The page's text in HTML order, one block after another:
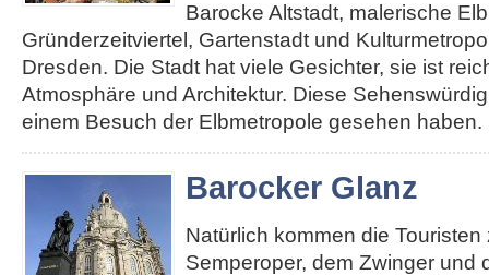
Barocke Altstadt, malerische
Gründerzeitviertel, Gartenstadt und
Dresden. Die Stadt hat viele Gesichter, sie ist
Atmosphäre und Architektur. Diese
einem Besuch der Elbmetropole gesehen haben.
Barocker Glanz
Natürlich kommen die
Semperoper, dem Zwinger und